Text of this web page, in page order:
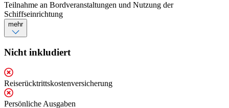
Teilnahme an Bordveranstaltungen und Nutzung der
Schiffseinrichtung
mehr
Nicht inkludiert
Reiserücktrittskostenversicherung
Persönliche Ausgaben